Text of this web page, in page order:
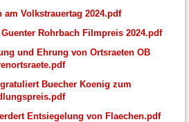
am Volkstrauertag 2024.pdf
Rohrbach Filmpreis 2024.pdf
und Ehrung von Ortsraeten OB
Buecher Koenig zum
Entsiegelung von Flaechen.pdf